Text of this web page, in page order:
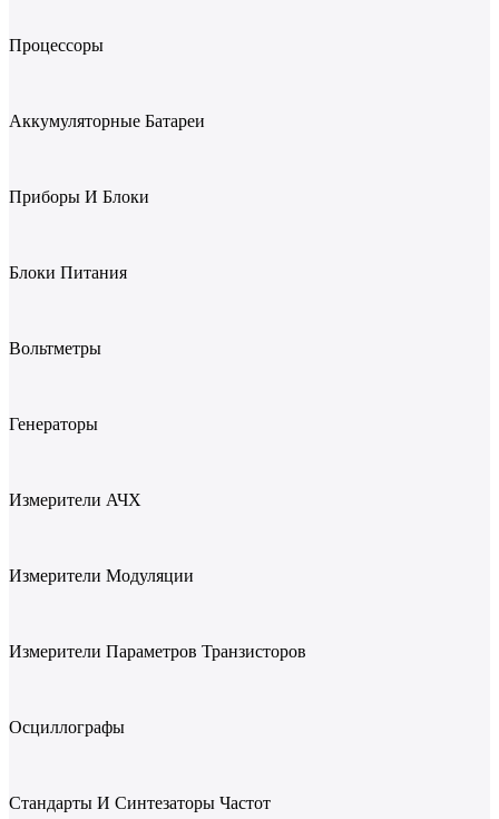
Процессоры
Аккумуляторные Батареи
Приборы И Блоки
Блоки Питания
Вольтметры
Генераторы
Измерители АЧХ
Измерители Модуляции
Измерители Параметров Транзисторов
Осциллографы
Стандарты И Синтезаторы Частот